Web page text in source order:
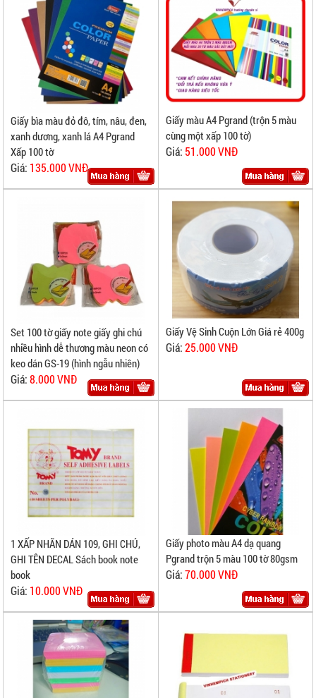
Giấy bìa màu đỏ đô, tím, nâu, đen,
xanh dương, xanh lá A4 Pgrand
Xấp 100 tờ
Giá: 135.000 VNĐ
Giấy màu A4 Pgrand (trộn 5 màu
cùng một xấp 100 tờ)
Giá: 51.000 VNĐ
Set 100 tờ giấy note giấy ghi chú
nhiều hình dễ thương màu neon có
keo dán GS-19 (hình ngẫu nhiên)
Giá:8.000 VNĐ
Giấy Vệ Sinh Cuộn Lớn Giá rẻ 400g
Giá:25.000 VNĐ
1 XẤP NHÃN DÁN 109, GHI CHÚ,
GHI TÊN DECAL Sách book note
book
Giá: 10.000 VNĐ
Giấy photo màu A4 dạ quang
Pgrand trộn 5 màu 100 tờ 80gsm
Giá:70.000 VNĐ